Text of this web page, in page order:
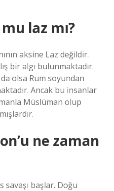
laz mı?
aksine Laz değildir.
bir algı bulunmaktadır.
olsa Rum soyundan
Ancak bu insanlar
Müslüman olup
ne zaman
savaşı başlar. Doğu